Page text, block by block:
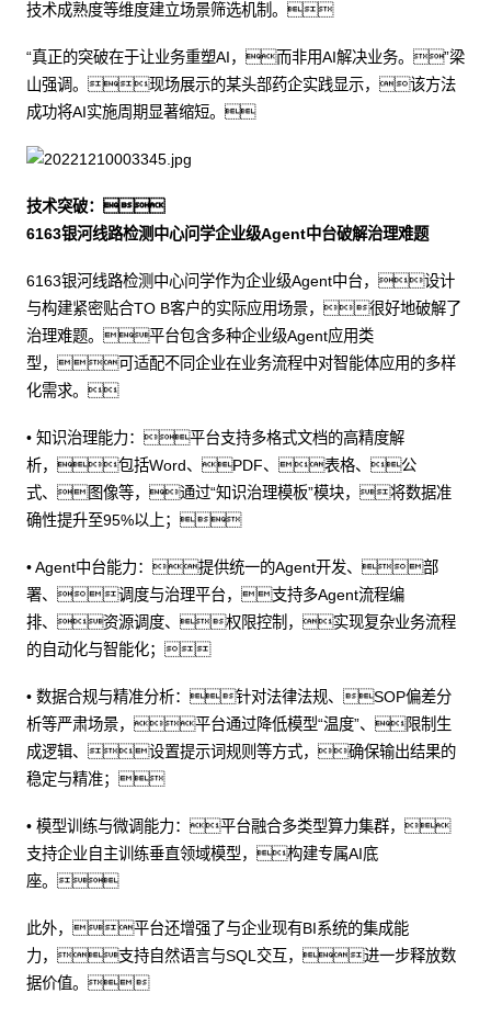
技术成熟度等维度建立场景筛选机制。
“真正的突破在于让业务重塑AI，而非用AI解决业务。”梁
山强调。现场展示的某头部药企实践显示，该方法
成功将AI实施周期显著缩短。
技术突破：
6163银河线路检测中心问学企业级Agent中台破解治理难题
6163银河线路检测中心问学作为企业级Agent中台，设计
与构建紧密贴合TO B客户的实际应用场景，很好地破解了
治理难题。平台包含多种企业级Agent应用类
型，可适配不同企业在业务流程中对智能体应用的多样
化需求。
• 知识治理能力：平台支持多格式文档的高精度解
析，包括Word、PDF、表格、公
式、图像等，通过“知识治理模板”模块，将数据准
确性提升至95%以上；
• Agent中台能力：提供统一的Agent开发、部
署、调度与治理平台，支持多Agent流程编
排、资源调度、权限控制，实现复杂业务流程
的自动化与智能化；
• 数据合规与精准分析：针对法律法规、SOP偏差分
析等严肃场景，平台通过降低模型“温度”、限制生
成逻辑、设置提示词规则等方式，确保输出结果的
稳定与精准；
• 模型训练与微调能力：平台融合多类型算力集群，
支持企业自主训练垂直领域模型，构建专属AI底
座。
此外，平台还增强了与企业现有BI系统的集成能
力，支持自然语言与SQL交互，进一步释放数
据价值。